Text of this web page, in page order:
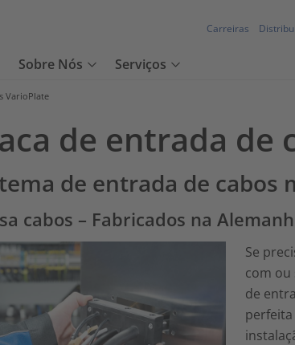
Carreiras
Sobre Nós Serviços
VarioPlate
de entrada de
de entrada de cabos
cabos – Fabricados na
Se
com ou
de
perfeita